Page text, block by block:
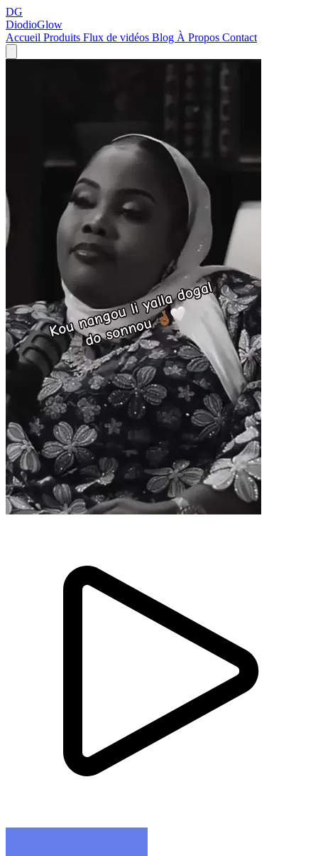
DG
DiodioGlow
Accueil Produits Flux de vidéos Blog À Propos Contact